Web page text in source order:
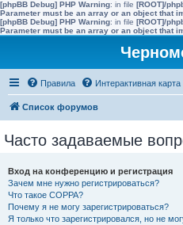
[phpBB Debug] PHP Warning: in file [ROOT]/
Parameter must be an array or an object that
[phpBB Debug] PHP Warning: in file [ROOT]/
Parameter must be an array or an object that
Правила Интерактивная карта
Список форумов
Часто задаваемые
Вход на конференцию и регистрация
Зачем мне нужно регистрироваться?
Что такое COPPA?
Почему я не могу зарегистрироваться?
Я только что зарегистрировался, но не